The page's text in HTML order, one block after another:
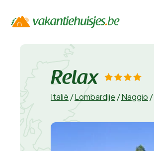
Relax
Italië /Lombardije /Naggio /